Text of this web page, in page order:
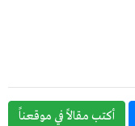
أكتب مقالاً في موقعناً